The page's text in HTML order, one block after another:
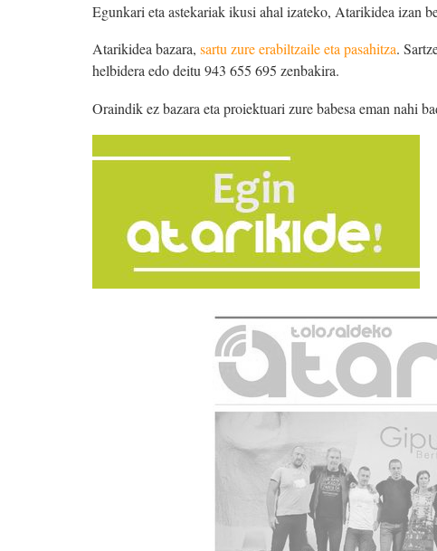
Egunkari eta astekariak ikusi ahal izateko, Atarikidea izan
Atarikidea bazara, sartu zure erabiltzaile eta pasahitza.
helbidera edo deitu 943 655 695 zenbakira.
Oraindik ez bazara eta proiektuari zure babesa eman nahi